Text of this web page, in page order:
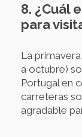
8. ¿Cuál
para
La
a octubre)
Portugal en
carreteras
agradable